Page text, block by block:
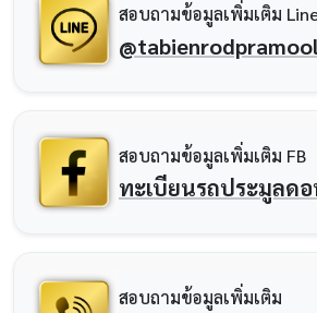
สอบถามข้อมูลเพิ่มเติม
สอบถามข้อมูลเพิ่มเติม FB
ทะเบียนรถประมูลด
สอบถามข้อมูลเพิ่มเติม